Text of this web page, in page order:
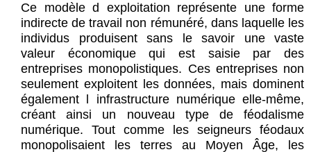
Ce modèle d exploitation représente une forme
indirecte de travail non rémunéré, dans laquelle les
individus produisent sans le savoir une vaste
valeur économique qui est saisie par des
entreprises monopolistiques. Ces entreprises non
seulement exploitent les données, mais dominent
également l infrastructure numérique elle-même,
créant ainsi un nouveau type de féodalisme
numérique. Tout comme les seigneurs féodaux
monopolisaient les terres au Moyen Âge, les